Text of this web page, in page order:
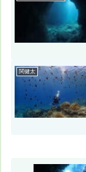
関健太